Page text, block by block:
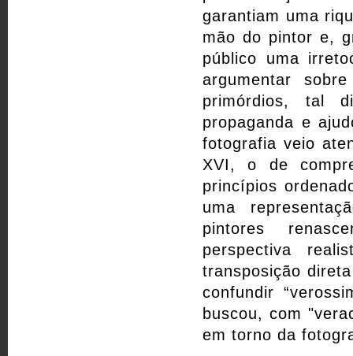
garantiam uma
mão do pintor e,
público uma
argumentar
primórdios, tal
propaganda e
fotografia veio
XVI, o de
princípios
uma
pintores
perspectiva
transposição
confundir
buscou, com
em torno da